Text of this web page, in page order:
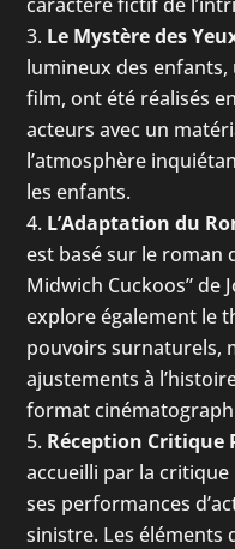
Le Mystère des
lumineux des
film, ont été réalisés
acteurs avec un
l’atmosphère
les enfants.
L’Adaptation du
est basé sur le roman
Midwich Cuckoos” de
explore également le
pouvoirs surnaturels,
ajustements à
format
Réception Critique
accueilli par la
ses performances
sinistre. Les éléments